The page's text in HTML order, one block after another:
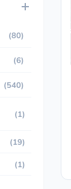
(80)
(6)
(540)
(1)
(19)
(1)